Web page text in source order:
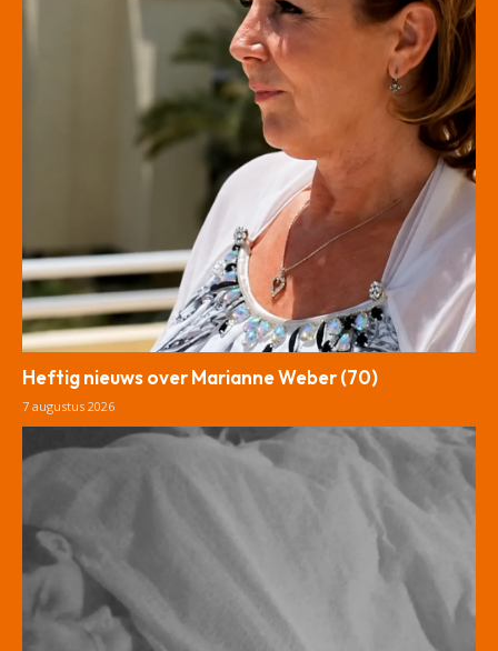
Heftig nieuws over Marianne Weber (70)
7 augustus 2026